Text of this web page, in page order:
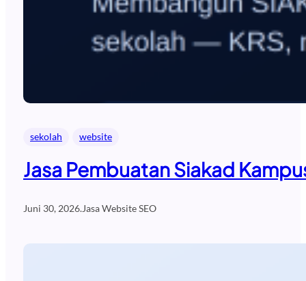
sekolah website
Jasa Pembuatan Siakad
Juni 30, 2026.Jasa Website SEO